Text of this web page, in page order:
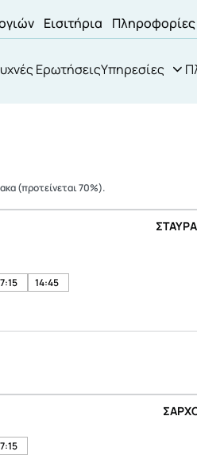
Εισιτήρια Πληροφορίες
ΕρωτήσειςΥπηρεσίες
(προτείνεται 70%).
14:45